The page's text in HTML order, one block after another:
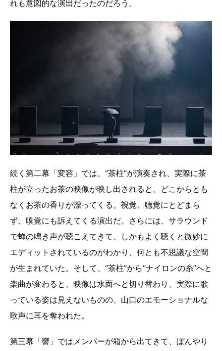
れも意図的な演出だったのだろう。
続く第二幕「変容」では、“茶柱”が演奏され、実際に茶
柱が立ったお茶の映像が映し出されると、どこからとも
なくお茶の香りが漂ってくる。視覚、聴覚にとどまら
ず、嗅覚にも訴えてくる演出だ。さらには、サラウンド
で蝉の鳴き声が聴こえてきて、しかもよく聴くと微妙に
エディットされているのがわかり、何とも不思議な空間
が生まれていた。そして、“茶柱”から“ナイロンの糸”へと
楽曲が変わると、映像は水面へと切り替わり、実際に歌
っている姿は見えないものの、山口のエモーショナルな
歌声に耳を奪われた。
第三幕「響」ではメンバーが箱から出てきて、ぼんやり